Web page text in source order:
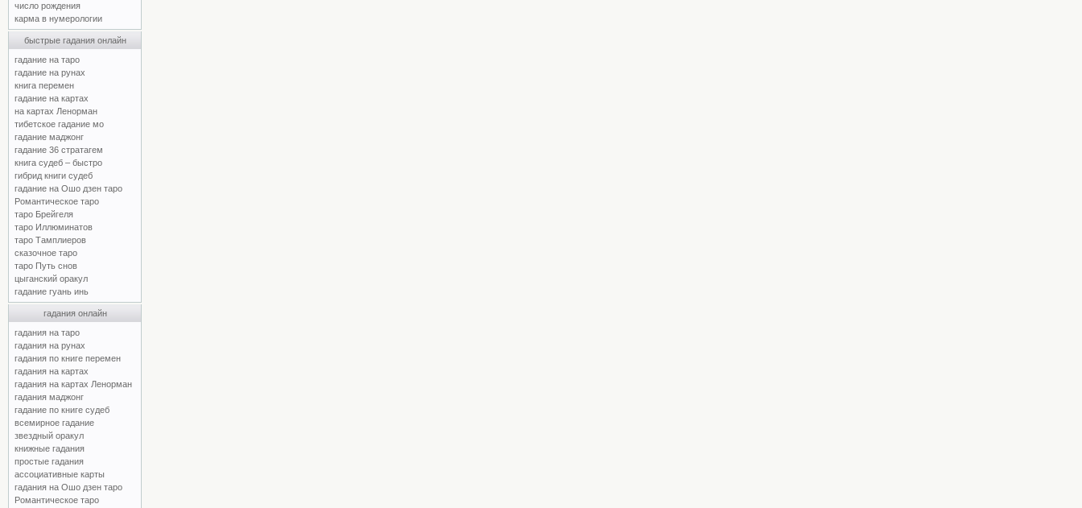
число рождения
карма в нумерологии
быстрые гадания онлайн
гадание на таро
гадание на рунах
книга перемен
гадание на картах
на картах Ленорман
тибетское гадание мо
гадание маджонг
гадание 36 стратагем
книга судеб – быстро
гибрид книги судеб
гадание на Ошо дзен таро
Романтическое таро
таро Брейгеля
таро Иллюминатов
таро Тамплиеров
сказочное таро
таро Путь снов
цыганский оракул
гадание гуань инь
гадания онлайн
гадания на таро
гадания на рунах
гадания по книге перемен
гадания на картах
гадания на картах Ленорман
гадания маджонг
гадание по книге судеб
всемирное гадание
звездный оракул
книжные гадания
простые гадания
ассоциативные карты
гадания на Ошо дзен таро
Романтическое таро